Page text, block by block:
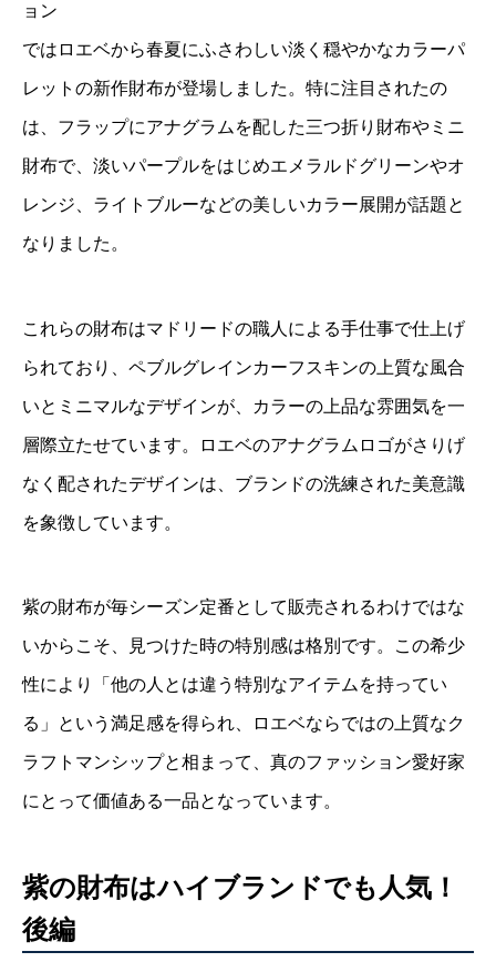
ョン
ではロエベから春夏にふさわしい淡く穏やかなカラーパ
レットの新作財布が登場しました。特に注目されたの
は、フラップにアナグラムを配した三つ折り財布やミニ
財布で、淡いパープルをはじめエメラルドグリーンやオ
レンジ、ライトブルーなどの美しいカラー展開が話題と
なりました。
これらの財布はマドリードの職人による手仕事で仕上げ
られており、ペブルグレインカーフスキンの上質な風合
いとミニマルなデザインが、カラーの上品な雰囲気を一
層際立たせています。ロエベのアナグラムロゴがさりげ
なく配されたデザインは、ブランドの洗練された美意識
を象徴しています。
紫の財布が毎シーズン定番として販売されるわけではな
いからこそ、見つけた時の特別感は格別です。この希少
性により「他の人とは違う特別なアイテムを持ってい
る」という満足感を得られ、ロエベならではの上質なク
ラフトマンシップと相まって、真のファッション愛好家
にとって価値ある一品となっています。
紫の財布はハイブランドでも人気！
後編